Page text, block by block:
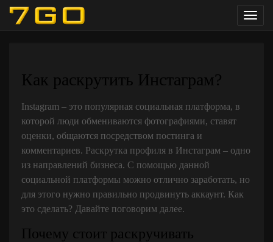
Как раскрутить Инстаграм?
Instagram – это популярная социальная платформа, в
которой люди обмениваются фотографиями, ставят
оценки, общаются посредством постинга и
комментариев. Раскрутка профиля в Инстаграм – одно
из направлений бизнеса. С помощью данной
социальной платформы можно отлично заработать, но
для этого нужно правильно продвинуть аккаунт. Как
это сделать? Давайте поговорим далее.
Почему стоит раскручивать